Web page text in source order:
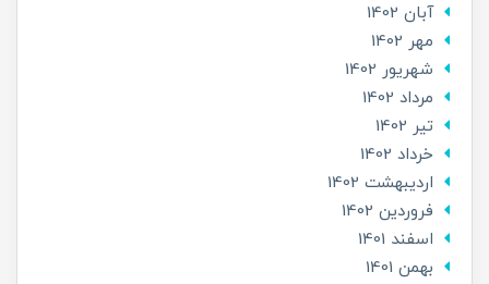
آبان 1402
مهر 1402
شهریور 1402
مرداد 1402
تير 1402
خرداد 1402
ارديبهشت 1402
فروردین 1402
اسفند 1401
بهمن 1401